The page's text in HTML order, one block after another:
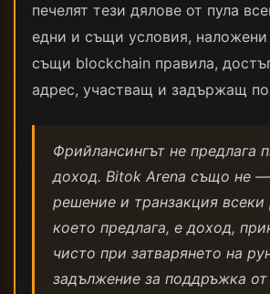
печелят тези дялове от пула
едни и същи условия, наложени
същи blockchain правила,
адрес, участващ и задържащ
Фрийлансингът не предлага
доход. Bitok Arena също не —
решение и транзакция всеки
което предлага, е доход,
чисто при затварянето на
задължение за поддръжка от